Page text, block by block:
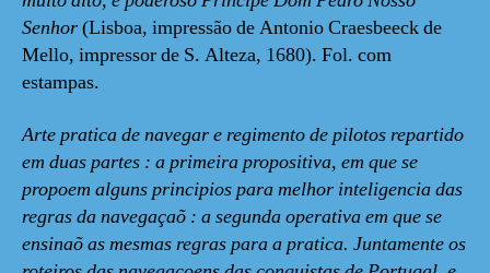
Senhor(Lisboa, impressão de Antonio Craesbeeck de
Mello, impressor de S. Alteza, 1680). Fol. com
estampas.
Arte pratica de navegar e regimento de pilotos repartido
em duas partes : a primeira propositiva, em que se
propoem alguns principios para melhor inteligencia das
regras da navegaçaõ : a segunda operativa em que se
ensinaõ as mesmas regras para a pratica. Juntamente os